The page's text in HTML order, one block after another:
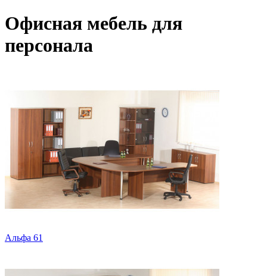
Офисная мебель для
персонала
Альфа 61